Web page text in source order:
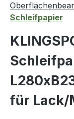
Schleifpapier
für Lack/